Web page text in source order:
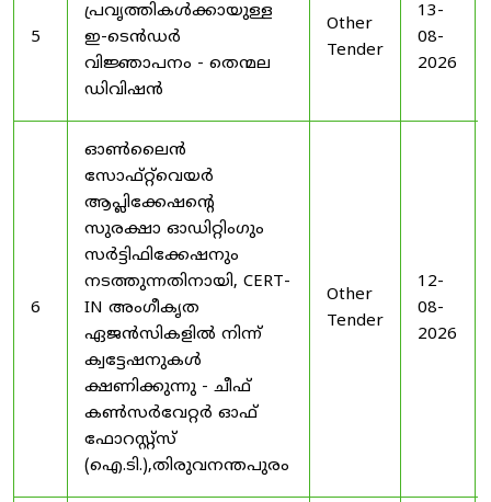
5
പ്രവൃത്തികൾക്കായുള്ള
ഇ-ടെൻഡർ
വിജ്ഞാപനം - തെന്മല
ഡിവിഷൻ
Other
Tender
13-
08-
2026
6
ഓൺലൈൻ
സോഫ്റ്റ്‌വെയർ
ആപ്ലിക്കേഷന്റെ
സുരക്ഷാ ഓഡിറ്റിംഗും
സർട്ടിഫിക്കേഷനും
നടത്തുന്നതിനായി, CERT-
IN അംഗീകൃത
ഏജൻസികളിൽ നിന്ന്
ക്വട്ടേഷനുകൾ
ക്ഷണിക്കുന്നു - ചീഫ്
കൺസർവേറ്റർ ഓഫ്
ഫോറസ്റ്റ്സ്
(ഐ.ടി.),തിരുവനന്തപുരം
Other
Tender
12-
08-
2026